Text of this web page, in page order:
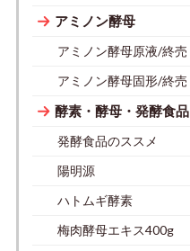
アミノン酵母
アミノン酵母原液/終売
アミノン酵母固形/終売
酵素・酵母・発酵食品
発酵食品のススメ
陽明源
ハトムギ酵素
梅肉酵母エキス400g